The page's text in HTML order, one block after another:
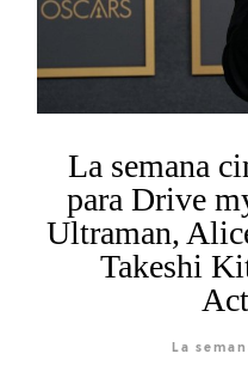
La semana
para Drive
Ultraman,
Takeshi
La
Cursos